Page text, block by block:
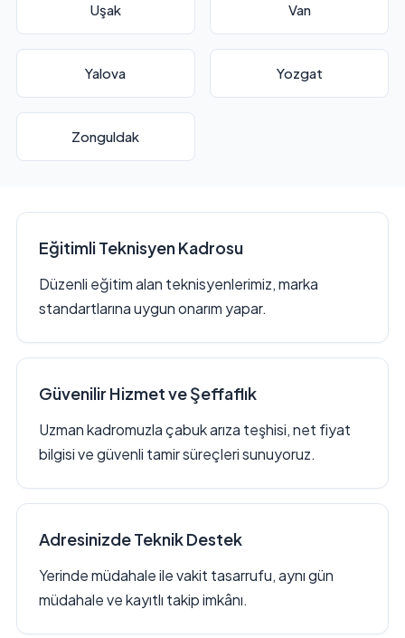
Uşak Van
Yalova Yozgat
Zonguldak
Eğitimli Teknisyen Kadrosu
Düzenli eğitim alan teknisyenlerimiz, marka
standartlarına uygun onarım yapar.
Güvenilir Hizmet ve Şeffaflık
Uzman kadromuzla çabuk arıza teşhisi, net fiyat
bilgisi ve güvenli tamir süreçleri sunuyoruz.
Adresinizde Teknik Destek
Yerinde müdahale ile vakit tasarrufu, aynı gün
müdahale ve kayıtlı takip imkânı.